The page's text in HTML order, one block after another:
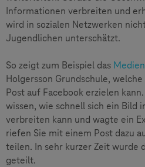
Informationen verbreiten und
wird in sozialen Netzwerken
Jugendlichen unterschätzt.
So zeigt zum Beispiel das
Holgersson Grundschule,
Post auf Facebook erzielen
wissen, wie schnell sich ein Bild
verbreiten kann und wagte ein
riefen Sie mit einem Post dazu
teilen. In sehr kurzer Zeit wurde
geteilt.